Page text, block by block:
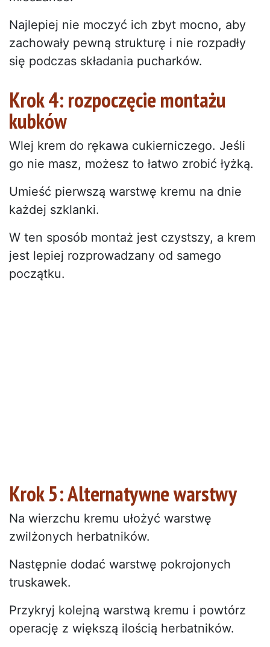
Najlepiej nie moczyć ich zbyt mocno, aby
zachowały pewną strukturę i nie rozpadły
się podczas składania pucharków.
Krok 4: rozpoczęcie montażu
kubków
Wlej krem do rękawa cukierniczego. Jeśli
go nie masz, możesz to łatwo zrobić łyżką.
Umieść pierwszą warstwę kremu na dnie
każdej szklanki.
W ten sposób montaż jest czystszy, a krem
jest lepiej rozprowadzany od samego
początku.
Krok 5: Alternatywne warstwy
Na wierzchu kremu ułożyć warstwę
zwilżonych herbatników.
Następnie dodać warstwę pokrojonych
truskawek.
Przykryj kolejną warstwą kremu i powtórz
operację z większą ilością herbatników.